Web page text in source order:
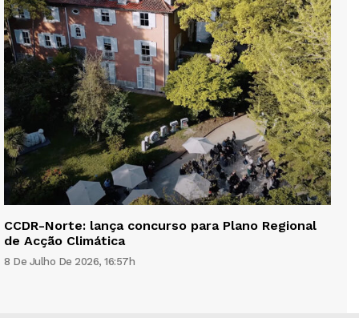
CCDR-Norte: lança concurso para Plano Regional
de Acção Climática
8 De Julho De 2026, 16:57h